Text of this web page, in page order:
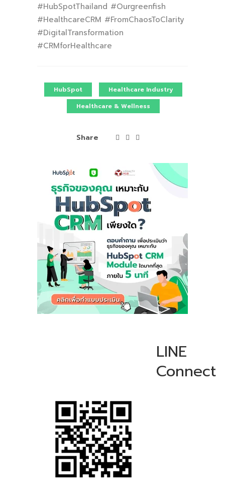
#HubSpotThailand #Ourgreenfish
#HealthcareCRM #FromChaosToClarity
#DigitalTransformation
#CRMforHealthcare
HubSpot
Healthcare Industry
Healthcare & Wellness
Share
LINE
Connect